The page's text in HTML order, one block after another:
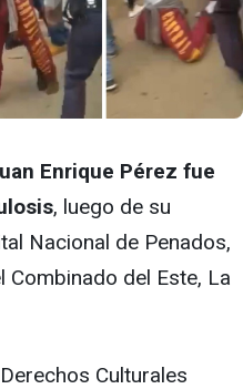
Enrique Pérez fue
, luego de su
Nacional de Penados,
Combinado del Este, La
Culturales